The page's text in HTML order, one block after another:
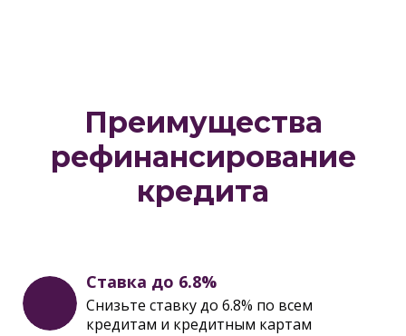
Преимущества
рефинансирование
кредита
Ставка до 6.8%
Снизьте ставку до 6.8% по всем
кредитам и кредитным картам